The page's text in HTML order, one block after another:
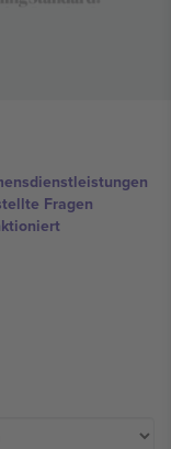
Fragen